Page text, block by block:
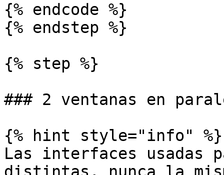
{% endcode %}
{% endstep %}
{% step %}
### 2 ventanas en
{% hint style="info" %}
Las interfaces usadas